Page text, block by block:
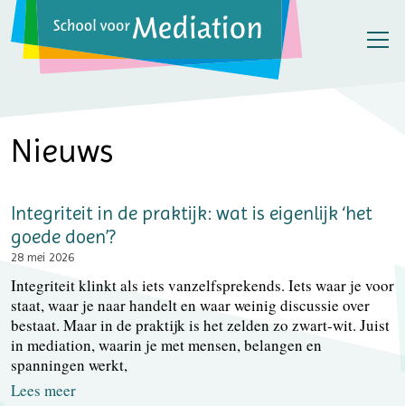
Nieuws
Integriteit in de praktijk: wat is eigenlijk ‘het
goede doen’?
28 mei 2026
Integriteit klinkt als iets vanzelfsprekends. Iets waar je voor
staat, waar je naar handelt en waar weinig discussie over
bestaat. Maar in de praktijk is het zelden zo zwart-wit. Juist
in mediation, waarin je met mensen, belangen en
spanningen werkt,
Lees meer